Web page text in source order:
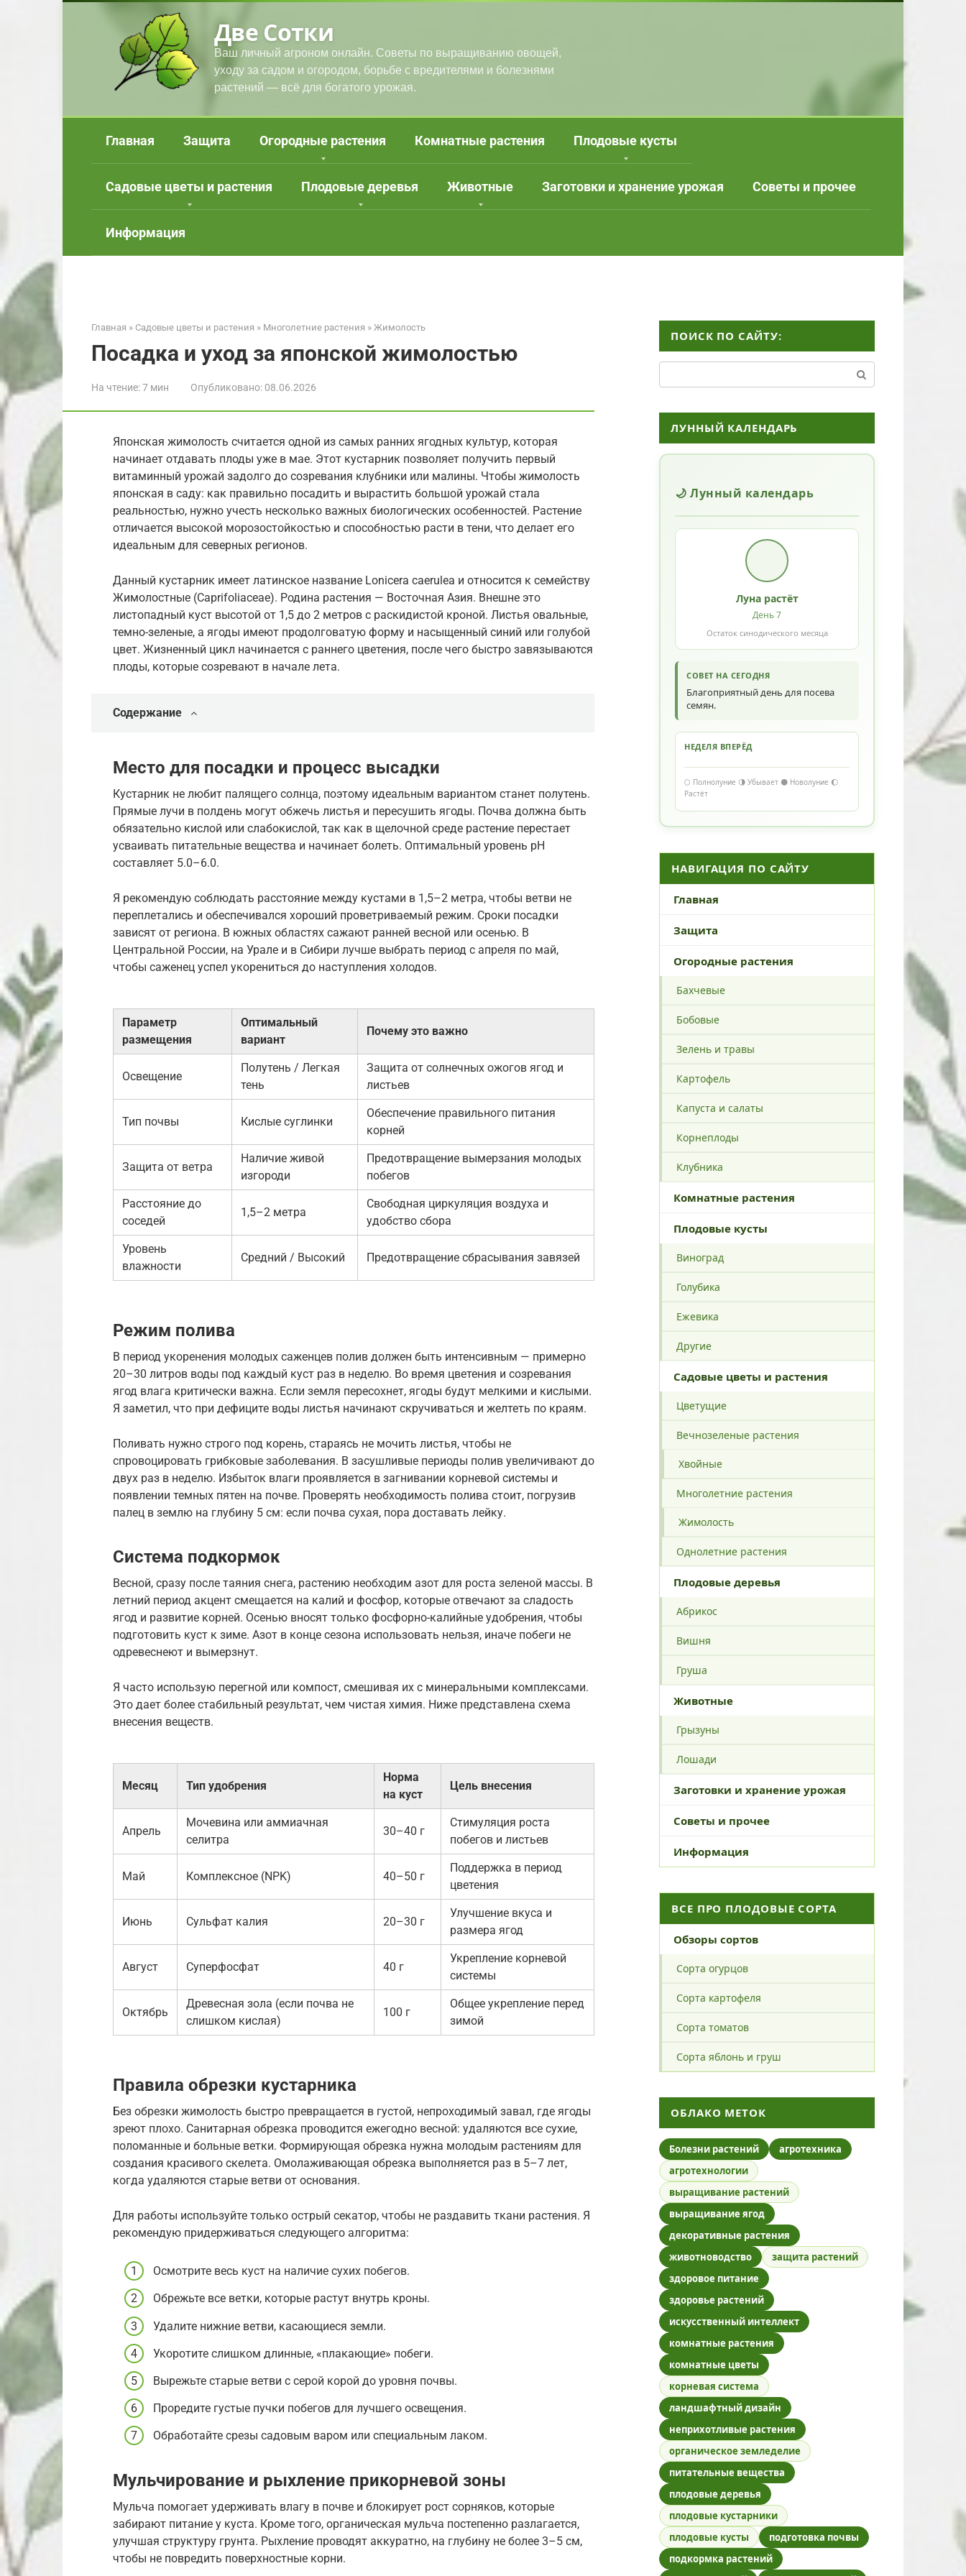
Две Сотки
Ваш личный агроном онлайн. Советы по выращиванию овощей,
уходу за садом и огородом, борьбе с вредителями и болезнями
растений — всё для богатого урожая.
Главная Защита Огородные растения Комнатные растения Плодовые кусты
Садовые цветы и растения Плодовые деревья Животные Заготовки и хранение урожая Советы и прочее
Информация
Главная » Садовые цветы и растения » Многолетние растения » Жимолость
Посадка и уход за японской жимолостью
На чтение:7 мин Опубликовано: 08.06.2026
Японская жимолость считается одной из самых ранних ягодных культур, которая
начинает отдавать плоды уже в мае. Этот кустарник позволяет получить первый
витаминный урожай задолго до созревания клубники или малины. Чтобы жимолость
японская в саду: как правильно посадить и вырастить большой урожай стала
реальностью, нужно учесть несколько важных биологических особенностей. Растение
отличается высокой морозостойкостью и способностью расти в тени, что делает его
идеальным для северных регионов.
Данный кустарник имеет латинское название Lonicera caerulea и относится к семейству
Жимолостные (Caprifoliaceae). Родина растения — Восточная Азия. Внешне это
листопадный куст высотой от 1,5 до 2 метров с раскидистой кроной. Листья овальные,
темно-зеленые, а ягоды имеют продолговатую форму и насыщенный синий или голубой
цвет. Жизненный цикл начинается с раннего цветения, после чего быстро завязываются
плоды, которые созревают в начале лета.
Содержание
Место для посадки и процесс высадки
Кустарник не любит палящего солнца, поэтому идеальным вариантом станет полутень.
Прямые лучи в полдень могут обжечь листья и пересушить ягоды. Почва должна быть
обязательно кислой или слабокислой, так как в щелочной среде растение перестает
усваивать питательные вещества и начинает болеть. Оптимальный уровень pH
составляет 5.0–6.0.
Я рекомендую соблюдать расстояние между кустами в 1,5–2 метра, чтобы ветви не
переплетались и обеспечивался хороший проветриваемый режим. Сроки посадки
зависят от региона. В южных областях сажают ранней весной или осенью. В
Центральной России, на Урале и в Сибири лучше выбрать период с апреля по май,
чтобы саженец успел укорениться до наступления холодов.
Параметр
размещения
Оптимальный
вариант
Почему это важно
Освещение
Полутень / Легкая
тень
Защита от солнечных ожогов ягод и
листьев
Тип почвы Кислые суглинки
Обеспечение правильного питания
корней
Защита от ветра
Наличие живой
изгороди
Предотвращение вымерзания молодых
побегов
Расстояние до
соседей
1,5–2 метра
Свободная циркуляция воздуха и
удобство сбора
Уровень
влажности
Средний / Высокий Предотвращение сбрасывания завязей
Режим полива
В период укоренения молодых саженцев полив должен быть интенсивным — примерно
20–30 литров воды под каждый куст раз в неделю. Во время цветения и созревания
ягод влага критически важна. Если земля пересохнет, ягоды будут мелкими и кислыми.
Я заметил, что при дефиците воды листья начинают скручиваться и желтеть по краям.
Поливать нужно строго под корень, стараясь не мочить листья, чтобы не
спровоцировать грибковые заболевания. В засушливые периоды полив увеличивают до
двух раз в неделю. Избыток влаги проявляется в загнивании корневой системы и
появлении темных пятен на почве. Проверять необходимость полива стоит, погрузив
палец в землю на глубину 5 см: если почва сухая, пора доставать лейку.
Система подкормок
Весной, сразу после таяния снега, растению необходим азот для роста зеленой массы. В
летний период акцент смещается на калий и фосфор, которые отвечают за сладость
ягод и развитие корней. Осенью вносят только фосфорно-калийные удобрения, чтобы
подготовить куст к зиме. Азот в конце сезона использовать нельзя, иначе побеги не
одревеснеют и вымерзнут.
Я часто использую перегной или компост, смешивая их с минеральными комплексами.
Это дает более стабильный результат, чем чистая химия. Ниже представлена схема
внесения веществ.
Месяц Тип удобрения
Норма
на куст
Цель внесения
Апрель
Мочевина или аммиачная
селитра
30–40 г
Стимуляция роста
побегов и листьев
Май Комплексное (NPK) 40–50 г
Поддержка в период
цветения
Июнь Сульфат калия 20–30 г
Улучшение вкуса и
размера ягод
Август Суперфосфат 40 г
Укрепление корневой
системы
Октябрь
Древесная зола (если почва не
слишком кислая)
100 г
Общее укрепление перед
зимой
Правила обрезки кустарника
Без обрезки жимолость быстро превращается в густой, непроходимый завал, где ягоды
зреют плохо. Санитарная обрезка проводится ежегодно весной: удаляются все сухие,
поломанные и больные ветки. Формирующая обрезка нужна молодым растениям для
создания красивого скелета. Омолаживающая обрезка выполняется раз в 5–7 лет,
когда удаляются старые ветви от основания.
Для работы используйте только острый секатор, чтобы не раздавить ткани растения. Я
рекомендую придерживаться следующего алгоритма:
Осмотрите весь куст на наличие сухих побегов.
Обрежьте все ветки, которые растут внутрь кроны.
Удалите нижние ветви, касающиеся земли.
Укоротите слишком длинные, «плакающие» побеги.
Вырежьте старые ветви с серой корой до уровня почвы.
Проредите густые пучки побегов для лучшего освещения.
Обработайте срезы садовым варом или специальным лаком.
Мульчирование и рыхление прикорневой зоны
Мульча помогает удерживать влагу в почве и блокирует рост сорняков, которые
забирают питание у куста. Кроме того, органическая мульча постепенно разлагается,
улучшая структуру грунта. Рыхление проводят аккуратно, на глубину не более 3–5 см,
чтобы не повредить поверхностные корни.
ПОИСК ПО САЙТУ:
ЛУННЫЙ КАЛЕНДАРЬ
🌙 Лунный календарь
Луна растёт
День 7
Остаток синодического месяца
СОВЕТ НА СЕГОДНЯ
Благоприятный день для посева
семян.
НЕДЕЛЯ ВПЕРЁД
🌕 Полнолуние 🌗 Убывает 🌑 Новолуние 🌔
Растёт
НАВИГАЦИЯ ПО САЙТУ
Главная
Защита
Огородные растения
Бахчевые
Бобовые
Зелень и травы
Картофель
Капуста и салаты
Корнеплоды
Клубника
Комнатные растения
Плодовые кусты
Виноград
Голубика
Ежевика
Другие
Садовые цветы и растения
Цветущие
Вечнозеленые растения
Хвойные
Многолетние растения
Жимолость
Однолетние растения
Плодовые деревья
Абрикос
Вишня
Груша
Животные
Грызуны
Лошади
Заготовки и хранение урожая
Советы и прочее
Информация
ВСЕ ПРО ПЛОДОВЫЕ СОРТА
Обзоры сортов
Сорта огурцов
Сорта картофеля
Сорта томатов
Сорта яблонь и груш
ОБЛАКО МЕТОК
Болезни растений
агротехника
агротехнологии
выращивание растений
выращивание ягод
декоративные растения
животноводство
защита растений
здоровое питание
здоровье растений
искусственный интеллект
комнатные растения
комнатные цветы
корневая система
ландшафтный дизайн
неприхотливые растения
органическое земледелие
питательные вещества
плодовые деревья
плодовые кустарники
плодовые кусты
подготовка почвы
подкормка растений